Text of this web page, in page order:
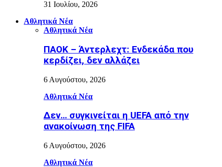
31 Ιουλίου, 2026
Αθλητικά Νέα
Αθλητικά Νέα
ΠΑΟΚ – Άντερλεχτ: Ενδεκάδα που
κερδίζει, δεν αλλάζει
6 Αυγούστου, 2026
Αθλητικά Νέα
Δεν… συγκινείται η UEFA από την
ανακοίνωση της FIFA
6 Αυγούστου, 2026
Αθλητικά Νέα